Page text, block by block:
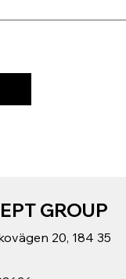
20, 184 35
GROUP